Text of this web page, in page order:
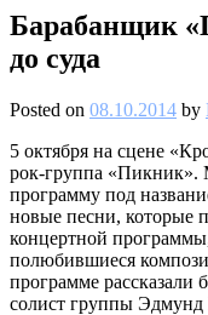
Барабанщик
до суда
Posted on 08.10.2014 by
5 октября на сцене
рок-группа «Пикник».
программу под
новые песни, которые
концертной
полюбившиеся
программе рассказали
солист группы